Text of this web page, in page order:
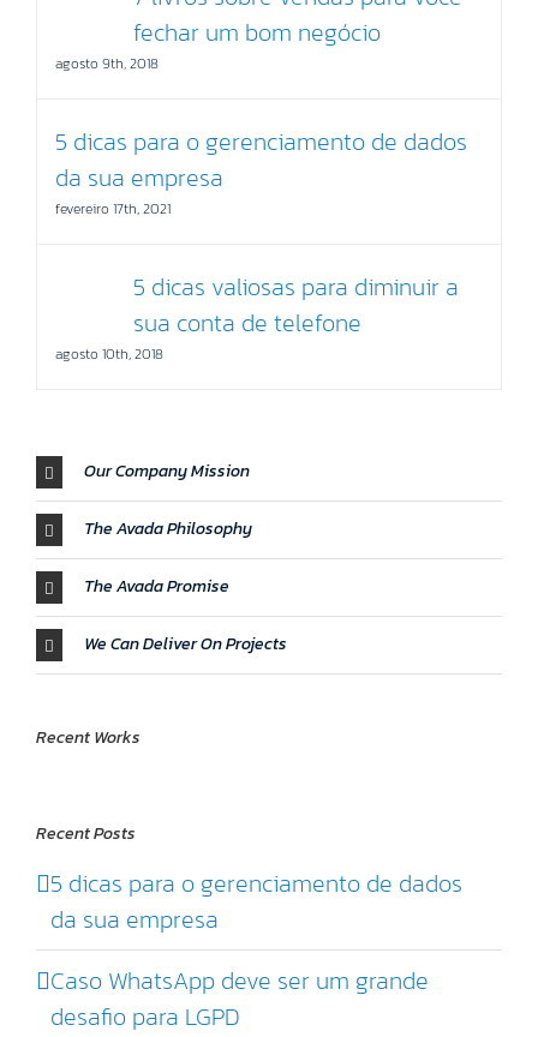
fechar um bom negócio
agosto 9th, 2018
5 dicas para o gerenciamento de dados
da sua empresa
fevereiro 17th, 2021
5 dicas valiosas para diminuir a
sua conta de telefone
agosto 10th, 2018
Our Company Mission
The Avada Philosophy
The Avada Promise
We Can Deliver On Projects
Recent Works
Recent Posts
5 dicas para o gerenciamento de dados
da sua empresa
Caso WhatsApp deve ser um grande
desafio para LGPD